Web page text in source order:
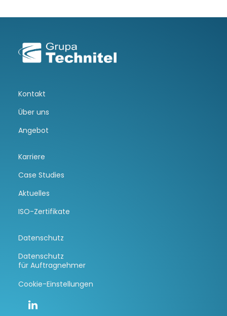
Kontakt
Über uns
Angebot
Karriere
Case Studies
Aktuelles
ISO-Zertifikate
Datenschutz
Datenschutz
für Auftragnehmer
Cookie-Einstellungen